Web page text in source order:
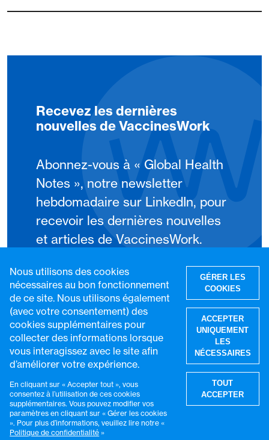
Recevez les dernières
nouvelles de VaccinesWork
Abonnez-vous à « Global Health
Notes », notre newsletter
hebdomadaire sur LinkedIn, pour
recevoir les dernières nouvelles
et articles de VaccinesWork.
S'abonner
© VaccinesWork. Tous droits réservés.
Nous utilisons des cookies
nécessaires au bon fonctionnement
de ce site. Nous utilisons également
(avec votre consentement) des
cookies supplémentaires pour
collecter des informations lorsque
vous interagissez avec le site afin
d’améliorer votre expérience.
En cliquant sur « Accepter tout », vous
consentez à l’utilisation de ces cookies
supplémentaires. Vous pouvez modifier vos
paramètres en cliquant sur « Gérer les cookies
». Pour plus d’informations, veuillez lire notre «
Politique de confidentialité »
GÉRER LES
COOKIES
ACCEPTER
UNIQUEMENT
LES
NÉCESSAIRES
TOUT
ACCEPTER